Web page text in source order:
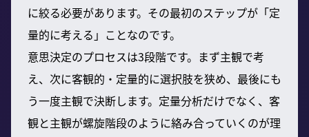
に絞る必要があります。その最初のステップが「定
量的に考える」ことなのです。
意思決定のプロセスは3段階です。まず主観で考
え、次に客観的・定量的に選択肢を狭め、最後にも
う一度主観で決断します。定量分析だけでなく、客
観と主観が螺旋階段のように絡み合っていくのが理